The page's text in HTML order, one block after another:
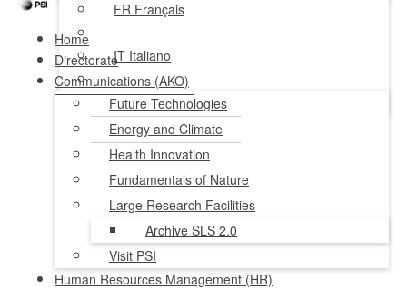
FR Français
IT Italiano
NL Nederlands
Home
Directorate
Communications (AKO)
Future Technologies
Energy and Climate
Health Innovation
Fundamentals of Nature
Large Research Facilities
Archive SLS 2.0
Visit PSI
Human Resources Management (HR)